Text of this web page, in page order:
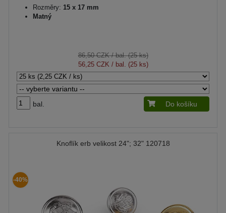
Rozměry: 15 x 17 mm
Matný
86,50 CZK/ bal. (25 ks)
56,25 CZK / bal. (25 ks)
bal. Do košíku
Knoflík erb velikost 24"; 32" 120718
-40%